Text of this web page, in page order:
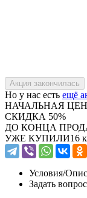
Но у нас есть ещё
НАЧАЛЬНАЯ
СКИДКА 50%
ДО КОНЦА
УЖЕ КУПИЛИ16
Условия/
Задать вопрос